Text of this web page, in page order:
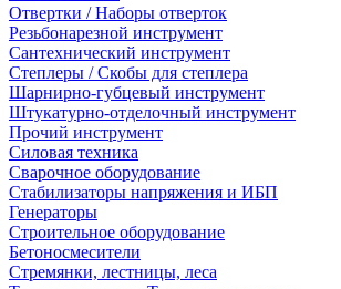
Отвертки / Наборы отверток
Резьбонарезной инструмент
Сантехнический инструмент
Степлеры / Скобы для степлера
Шарнирно-губцевый инструмент
Штукатурно-отделочный инструмент
Прочий инструмент
Силовая техника
Сварочное оборудование
Стабилизаторы напряжения и ИБП
Генераторы
Строительное оборудование
Бетоносмесители
Стремянки, лестницы, леса